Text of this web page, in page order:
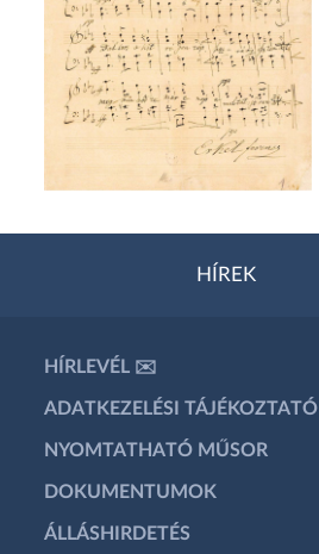
HÍREK
HÍRLEVÉL ✉️
ADATKEZELÉSI TÁJÉKOZTATÓ
NYOMTATHATÓ MŰSOR
DOKUMENTUMOK
ÁLLÁSHIRDETÉS